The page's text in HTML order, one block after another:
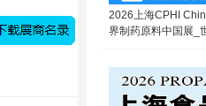
2026上海CPHI
界制药原料中国展_